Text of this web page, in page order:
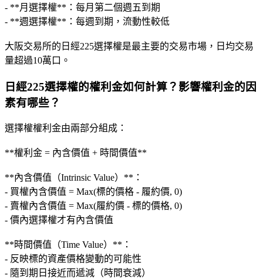
- **月選擇權**：每月第二個週五到期
- **週選擇權**：每週到期，流動性較低
大阪交易所的日經225選擇權是最主要的交易市場，日均交易
量超過10萬口。
日經225選擇權的權利金如何計算？影響權利金的因
素有哪些？
選擇權權利金由兩部分組成：
**權利金 = 內含價值 + 時間價值**
**內含價值（Intrinsic Value）**：
- 買權內含價值 = Max(標的價格 - 履約價, 0)
- 賣權內含價值 = Max(履約價 - 標的價格, 0)
- 價內選擇權才有內含價值
**時間價值（Time Value）**：
- 反映標的資產價格變動的可能性
- 隨到期日接近而遞減（時間衰減）